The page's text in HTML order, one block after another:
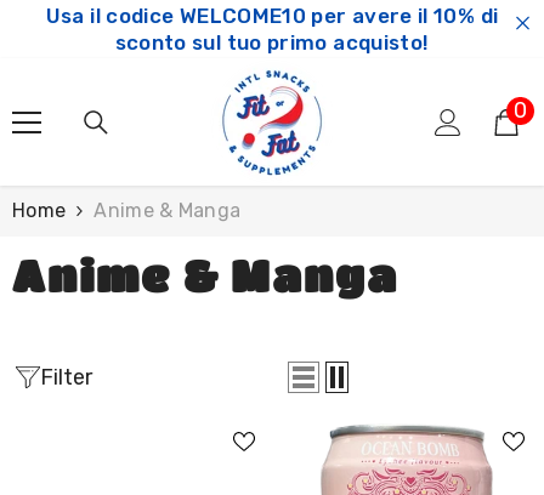
SKIP TO CONTENT
Usa il codice WELCOME10 per avere il 10% di
sconto sul tuo primo acquisto!
00
Home Anime & Manga
Anime & Manga
Filter